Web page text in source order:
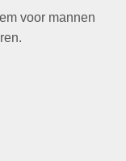
voor mannen